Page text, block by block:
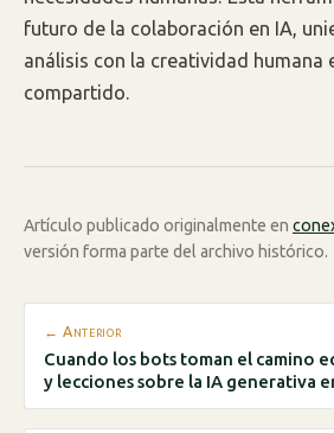
futuro de la colaboración en IA,
análisis con la creatividad humana
compartido.
Artículo publicado originalmente en
versión forma parte del archivo histórico.
← Anterior
Cuando los bots toman el camino
y lecciones sobre la IA generativa